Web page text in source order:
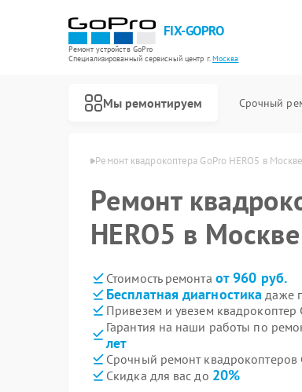
FIX-GOPRO
Ремонт устройств GoPro
Специализированный cервисный центр г.Москва
Мы ремонтируем Срочный
GoPro в Москве Ремонт квадрокоптера GoPro HERO5 в Москве
Ремонт
HERO5 в Москве
Стоимость ремонта от 960 руб.
Бесплатная диагностика даже
Привезем и увезем квадрокоптер
Гарантия на наши работы по
лет
Срочный ремонт квадрокоптеров
Скидка для вас до 20%